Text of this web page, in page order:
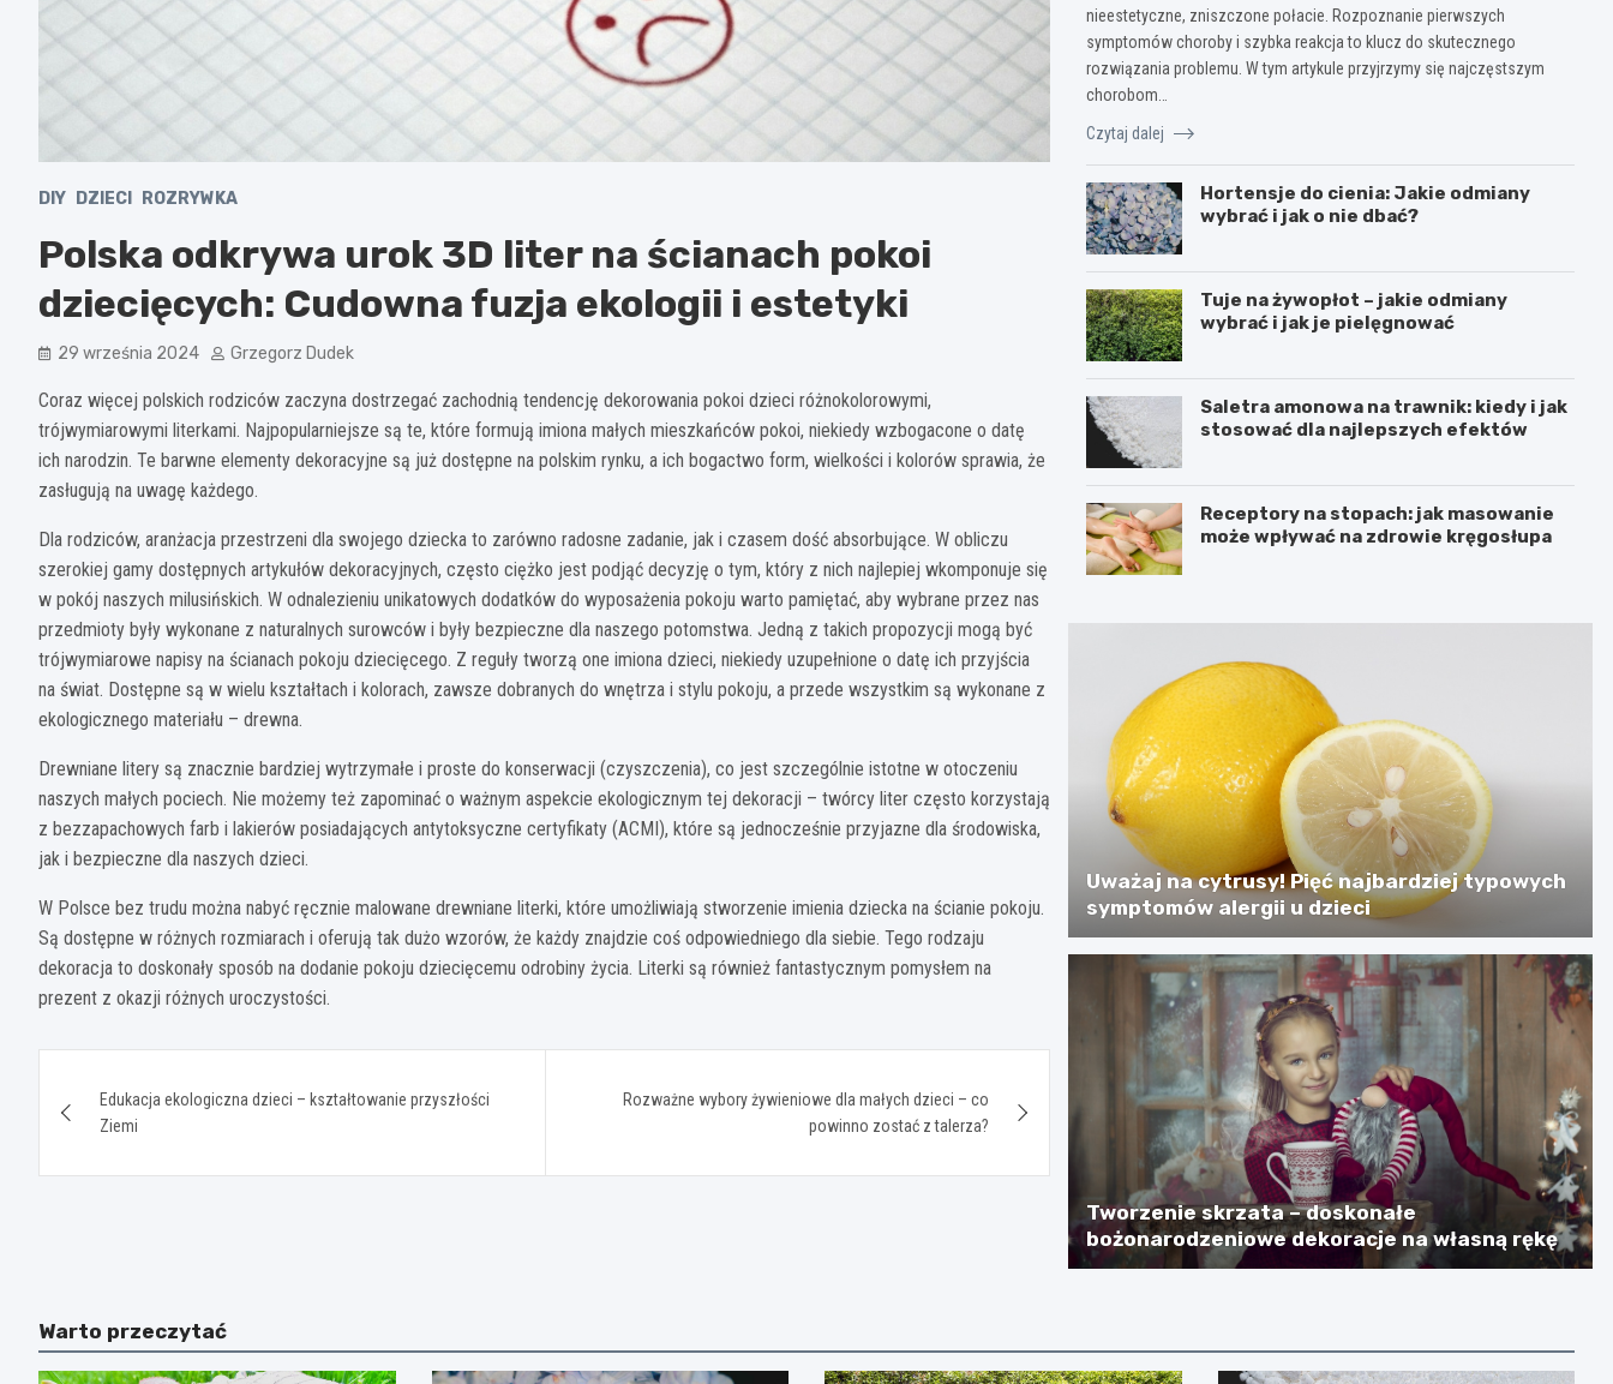
DIY DZIECI ROZRYWKA
Polska odkrywa urok 3D liter na ścianach pokoi
dziecięcych: Cudowna fuzja ekologii i estetyki
29 września 2024 Grzegorz Dudek
Coraz więcej polskich rodziców zaczyna dostrzegać zachodnią tendencję dekorowania pokoi dzieci różnokolorowymi,
trójwymiarowymi literkami. Najpopularniejsze są te, które formują imiona małych mieszkańców pokoi, niekiedy wzbogacone o datę
ich narodzin. Te barwne elementy dekoracyjne są już dostępne na polskim rynku, a ich bogactwo form, wielkości i kolorów sprawia, że
zasługują na uwagę każdego.
Dla rodziców, aranżacja przestrzeni dla swojego dziecka to zarówno radosne zadanie, jak i czasem dość absorbujące. W obliczu
szerokiej gamy dostępnych artykułów dekoracyjnych, często ciężko jest podjąć decyzję o tym, który z nich najlepiej wkomponuje się
w pokój naszych milusińskich. W odnalezieniu unikatowych dodatków do wyposażenia pokoju warto pamiętać, aby wybrane przez nas
przedmioty były wykonane z naturalnych surowców i były bezpieczne dla naszego potomstwa. Jedną z takich propozycji mogą być
trójwymiarowe napisy na ścianach pokoju dziecięcego. Z reguły tworzą one imiona dzieci, niekiedy uzupełnione o datę ich przyjścia
na świat. Dostępne są w wielu kształtach i kolorach, zawsze dobranych do wnętrza i stylu pokoju, a przede wszystkim są wykonane z
ekologicznego materiału – drewna.
Drewniane litery są znacznie bardziej wytrzymałe i proste do konserwacji (czyszczenia), co jest szczególnie istotne w otoczeniu
naszych małych pociech. Nie możemy też zapominać o ważnym aspekcie ekologicznym tej dekoracji – twórcy liter często korzystają
z bezzapachowych farb i lakierów posiadających antytoksyczne certyfikaty (ACMI), które są jednocześnie przyjazne dla środowiska,
jak i bezpieczne dla naszych dzieci.
W Polsce bez trudu można nabyć ręcznie malowane drewniane literki, które umożliwiają stworzenie imienia dziecka na ścianie pokoju.
Są dostępne w różnych rozmiarach i oferują tak dużo wzorów, że każdy znajdzie coś odpowiedniego dla siebie. Tego rodzaju
dekoracja to doskonały sposób na dodanie pokoju dziecięcemu odrobiny życia. Literki są również fantastycznym pomysłem na
prezent z okazji różnych uroczystości.
wpisu
Edukacja ekologiczna dzieci – kształtowanie przyszłości
Ziemi
Rozważne wybory żywieniowe dla małych dzieci – co
powinno zostać z talerza?
nieestetyczne, zniszczone połacie. Rozpoznanie pierwszych
symptomów choroby i szybka reakcja to klucz do skutecznego
rozwiązania problemu. W tym artykule przyjrzymy się najczęstszym
chorobom…
Czytaj dalej
Hortensje do cienia: Jakie odmiany
wybrać i jak o nie dbać?
Tuje na żywopłot – jakie odmiany
wybrać i jak je pielęgnować
Saletra amonowa na trawnik: kiedy i jak
stosować dla najlepszych efektów
Receptory na stopach: jak masowanie
może wpływać na zdrowie kręgosłupa
Uważaj na cytrusy! Pięć najbardziej typowych
symptomów alergii u dzieci
Tworzenie skrzata – doskonałe
bożonarodzeniowe dekoracje na własną rękę
Warto przeczytać